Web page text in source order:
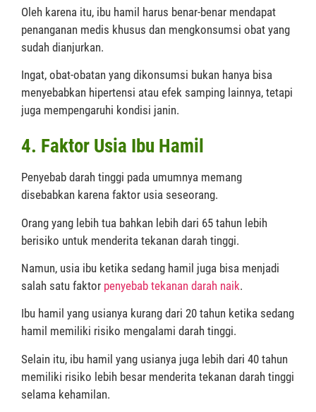
Oleh karena itu, ibu hamil harus benar-benar mendapat
penanganan medis khusus dan mengkonsumsi obat yang
sudah dianjurkan.
Ingat, obat-obatan yang dikonsumsi bukan hanya bisa
menyebabkan hipertensi atau efek samping lainnya, tetapi
juga mempengaruhi kondisi janin.
4. Faktor Usia Ibu Hamil
Penyebab darah tinggi pada umumnya memang
disebabkan karena faktor usia seseorang.
Orang yang lebih tua bahkan lebih dari 65 tahun lebih
berisiko untuk menderita tekanan darah tinggi.
Namun, usia ibu ketika sedang hamil juga bisa menjadi
salah satu faktor penyebab tekanan darah naik.
Ibu hamil yang usianya kurang dari 20 tahun ketika sedang
hamil memiliki risiko mengalami darah tinggi.
Selain itu, ibu hamil yang usianya juga lebih dari 40 tahun
memiliki risiko lebih besar menderita tekanan darah tinggi
selama kehamilan.